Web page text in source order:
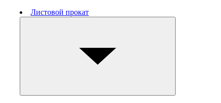
Листовой прокат